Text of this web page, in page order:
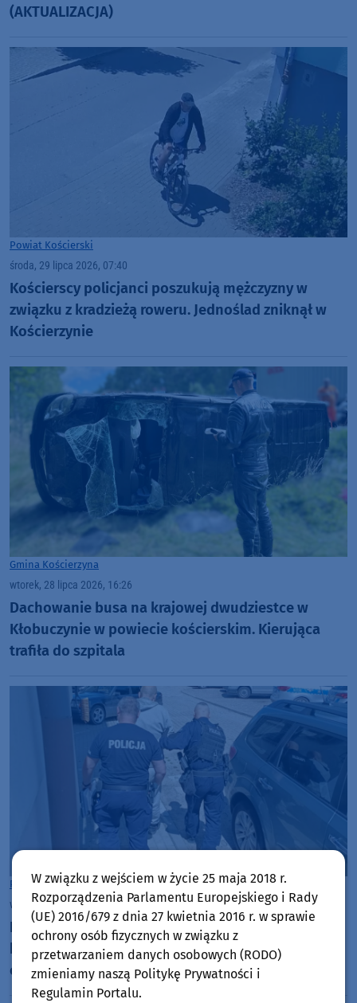
(AKTUALIZACJA)
Powiat Kościerski
środa, 29 lipca 2026, 07:40
Kościerscy policjanci poszukują mężczyzny w
związku z kradzieżą roweru. Jednoślad zniknął w
Kościerzynie
Gmina Kościerzyna
wtorek, 28 lipca 2026, 16:26
Dachowanie busa na krajowej dwudziestce w
Kłobuczynie w powiecie kościerskim. Kierująca
trafiła do szpitala
Powiat Kościerski
wtorek, 28 lipca 2026, 07:40
Dwóch poszukiwanych zatrzymanych przez
kościerskich policjantów. 52-latek miał do
odsiedzenia dwa lata
W związku z wejściem w życie 25 maja 2018 r.
Rozporządzenia Parlamentu Europejskiego i Rady
(UE) 2016/679 z dnia 27 kwietnia 2016 r. w sprawie
ochrony osób fizycznych w związku z
przetwarzaniem danych osobowych (RODO)
zmieniamy naszą Politykę Prywatności i
Regulamin Portalu.